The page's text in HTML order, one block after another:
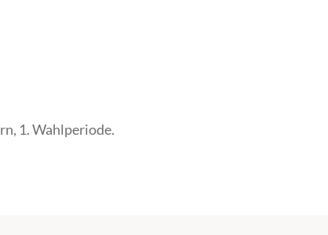
1. Wahlperiode.